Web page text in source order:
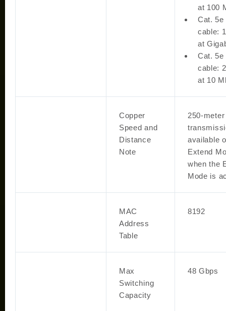
at 100
Cat. 5e
cable:
at
Cat. 5e
cable:
at 10
Copper
Speed and
Distance
Note
250-meter
available
Extend
when the
Mode is
MAC
Address
Table
8192
Max
Switching
Capacity
48 Gbps